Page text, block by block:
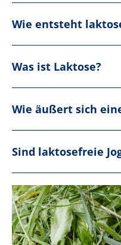
Wie entsteht
Was ist Laktose?
Wie äußert sich
Sind laktosefreie